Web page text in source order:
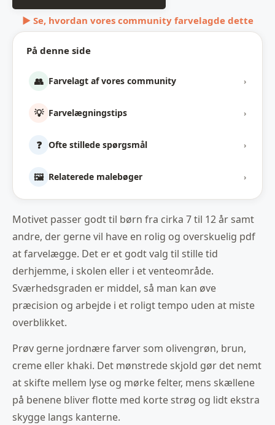
På denne side
👥 Farvelagt af vores community ›
💡 Farvelægningstips ›
❓ Ofte stillede spørgsmål ›
🖼️ Relaterede malebøger ›
▶ Se, hvordan vores community farvelagde dette
Motivet passer godt til børn fra cirka 7 til 12 år samt
andre, der gerne vil have en rolig og overskuelig pdf
at farvelægge. Det er et godt valg til stille tid
derhjemme, i skolen eller i et venteområde.
Sværhedsgraden er middel, så man kan øve
præcision og arbejde i et roligt tempo uden at miste
overblikket.
Prøv gerne jordnære farver som olivengrøn, brun,
creme eller khaki. Det mønstrede skjold gør det nemt
at skifte mellem lyse og mørke felter, mens skællene
på benene bliver flotte med korte strøg og lidt ekstra
skygge langs kanterne.